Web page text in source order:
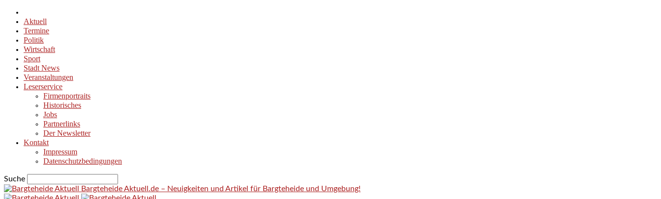
Aktuell
Termine
Politik
Wirtschaft
Sport
Stadt News
Veranstaltungen
Leserservice
Firmenportraits
Historisches
Jobs
Partnerlinks
Der Newsletter
Kontakt
Impressum
Datenschutzbedingungen
Suche
Bargteheide Aktuell.de – Neuigkeiten und Artikel für Bargteheide und Umgebung!